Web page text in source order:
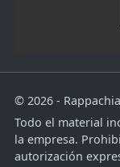
© 2026 -
Todo el material
la empresa.
autorización